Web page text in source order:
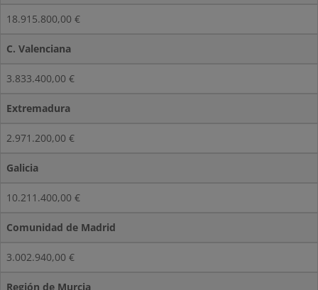
18.915.800,00 €
C. Valenciana
3.833.400,00 €
Extremadura
2.971.200,00 €
Galicia
10.211.400,00 €
Comunidad de Madrid
3.002.940,00 €
Región de Murcia